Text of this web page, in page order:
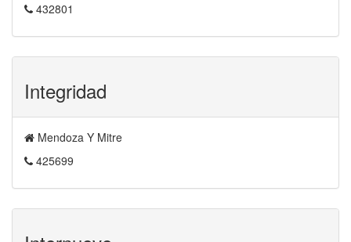
432801
Integridad
Mendoza Y Mitre
425699